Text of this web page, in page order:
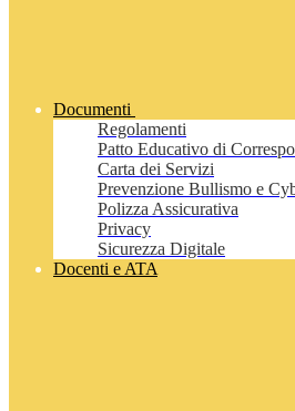
Documenti
Regolamenti
Patto Educativo di
Carta dei Servizi
Prevenzione Bullismo e
Polizza Assicurativa
Privacy
Sicurezza Digitale
Docenti e ATA